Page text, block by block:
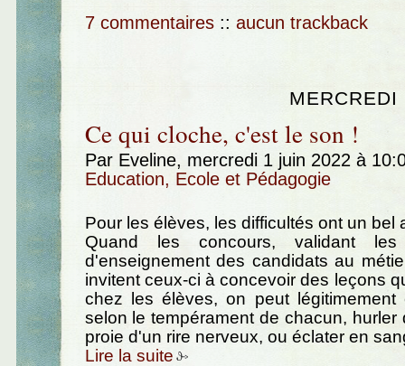
7 commentaires :: aucun trackback
Ce qui cloche, c'est le son !
Par Eveline, mercredi 1 juin 2022 à
Education, Ecole et Pédagogie
Pour les élèves, les difficultés ont un bel
Quand les concours, validant les
d'enseignement des candidats au
invitent ceux-ci à concevoir des leçons
chez les élèves, on peut légitimement
selon le tempérament de chacun, hurler
proie d'un rire nerveux, ou éclater en
Lire la suite